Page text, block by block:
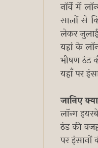
नॉर्वे में
सालों से
लेकर जुलाई
यहां के
भीषण ठंड
यहाँ पर
जानिए
लॉन्ग
ठंड की
पर इंसानों